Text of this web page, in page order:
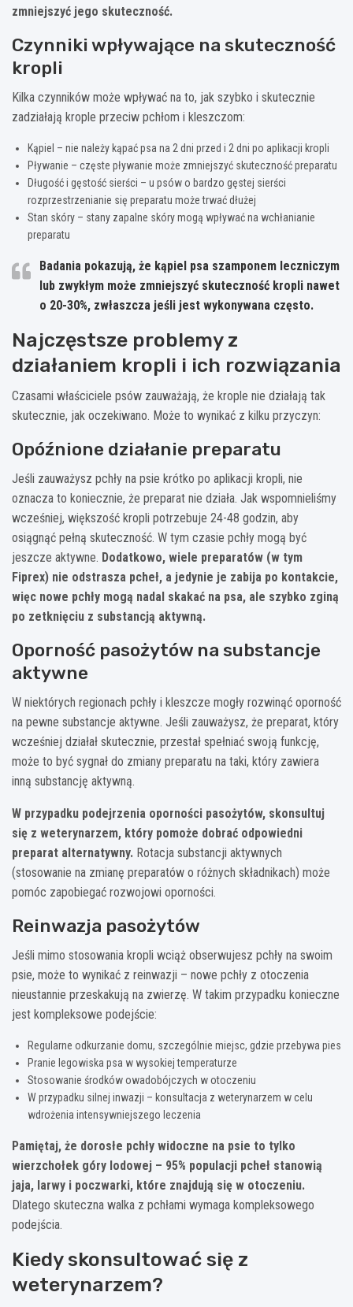
zmniejszyć jego skuteczność.
Czynniki wpływające na skuteczność
kropli
Kilka czynników może wpływać na to, jak szybko i skutecznie
zadziałają krople przeciw pchłom i kleszczom:
Kąpiel – nie należy kąpać psa na 2 dni przed i 2 dni po aplikacji kropli
Pływanie – częste pływanie może zmniejszyć skuteczność preparatu
Długość i gęstość sierści – u psów o bardzo gęstej sierści
rozprzestrzenianie się preparatu może trwać dłużej
Stan skóry – stany zapalne skóry mogą wpływać na wchłanianie
preparatu
Badania pokazują, że kąpiel psa szamponem leczniczym
lub zwykłym może zmniejszyć skuteczność kropli nawet
o 20-30%, zwłaszcza jeśli jest wykonywana często.
Najczęstsze problemy z
działaniem kropli i ich rozwiązania
Czasami właściciele psów zauważają, że krople nie działają tak
skutecznie, jak oczekiwano. Może to wynikać z kilku przyczyn:
Opóźnione działanie preparatu
Jeśli zauważysz pchły na psie krótko po aplikacji kropli, nie
oznacza to koniecznie, że preparat nie działa. Jak wspomnieliśmy
wcześniej, większość kropli potrzebuje 24-48 godzin, aby
osiągnąć pełną skuteczność. W tym czasie pchły mogą być
jeszcze aktywne. Dodatkowo, wiele preparatów (w tym
Fiprex) nie odstrasza pcheł, a jedynie je zabija po kontakcie,
więc nowe pchły mogą nadal skakać na psa, ale szybko zginą
po zetknięciu z substancją aktywną.
Oporność pasożytów na substancje
aktywne
W niektórych regionach pchły i kleszcze mogły rozwinąć oporność
na pewne substancje aktywne. Jeśli zauważysz, że preparat, który
wcześniej działał skutecznie, przestał spełniać swoją funkcję,
może to być sygnał do zmiany preparatu na taki, który zawiera
inną substancję aktywną.
W przypadku podejrzenia oporności pasożytów, skonsultuj
się z weterynarzem, który pomoże dobrać odpowiedni
preparat alternatywny. Rotacja substancji aktywnych
(stosowanie na zmianę preparatów o różnych składnikach) może
pomóc zapobiegać rozwojowi oporności.
Reinwazja pasożytów
Jeśli mimo stosowania kropli wciąż obserwujesz pchły na swoim
psie, może to wynikać z reinwazji – nowe pchły z otoczenia
nieustannie przeskakują na zwierzę. W takim przypadku konieczne
jest kompleksowe podejście:
Regularne odkurzanie domu, szczególnie miejsc, gdzie przebywa pies
Pranie legowiska psa w wysokiej temperaturze
Stosowanie środków owadobójczych w otoczeniu
W przypadku silnej inwazji – konsultacja z weterynarzem w celu
wdrożenia intensywniejszego leczenia
Pamiętaj, że dorosłe pchły widoczne na psie to tylko
wierzchołek góry lodowej – 95% populacji pcheł stanowią
jaja, larwy i poczwarki, które znajdują się w otoczeniu.
Dlatego skuteczna walka z pchłami wymaga kompleksowego
podejścia.
Kiedy skonsultować się z
weterynarzem?